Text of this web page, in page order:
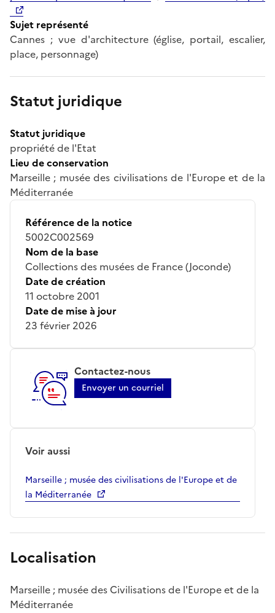
Sujet représenté
Cannes ; vue d'architecture (église, portail, escalier,
place, personnage)
Statut juridique
Statut juridique
propriété de l'Etat
Lieu de conservation
Marseille ; musée des civilisations de l'Europe et de la
Méditerranée
Référence de la notice
5002C002569
Nom de la base
Collections des musées de France (Joconde)
Date de création
11 octobre 2001
Date de mise à jour
23 février 2026
Contactez-nous
Envoyer un courriel
Voir aussi
Marseille ; musée des civilisations de l'Europe et de
la Méditerranée
Localisation
Marseille ; musée des Civilisations de l'Europe et de la
Méditerranée